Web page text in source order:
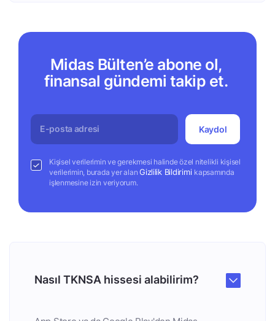
Midas Bülten’e abone ol,
finansal gündemi takip et.
Kaydol
Kişisel verilerimin ve gerekmesi halinde özel nitelikli kişisel
verilerimin, burada yer alanGizlilik Bildirimi kapsamında
işlenmesine izin veriyorum.
Nasıl TKNSA hissesi alabilirim?